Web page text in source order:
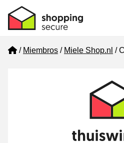
Home
Miembros Miele Shop.nl